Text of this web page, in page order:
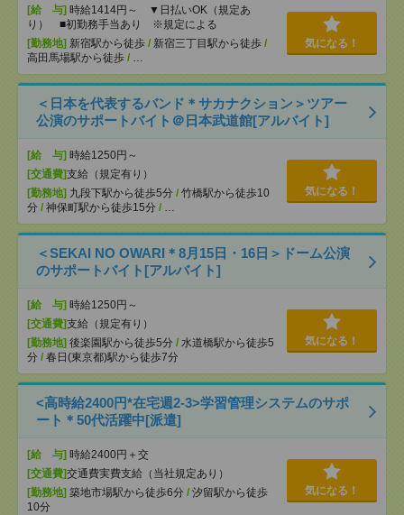
[給 与] 時給1414円～ ▼日払いOK（規定あ
り） ■初勤務手当あり ※規定による
[勤務地] 新宿駅から徒歩 / 新宿三丁目駅から徒歩 /
高田馬場駅から徒歩 / …
気になる！
＜日本を代表するバンド＊サカナクション＞ツアー
公演のサポートバイト＠日本武道館[アルバイト]
[給 与] 時給1250円～
[交通費]支給（規定有り）
[勤務地] 九段下駅から徒歩5分 / 竹橋駅から徒歩10
分 / 神保町駅から徒歩15分 / …
気になる！
＜SEKAI NO OWARI＊8月15日・16日＞ドーム公演
のサポートバイト[アルバイト]
[給 与] 時給1250円～
[交通費]支給（規定有り）
[勤務地] 後楽園駅から徒歩5分 / 水道橋駅から徒歩5
分 / 春日(東京都)駅から徒歩7分
気になる！
<高時給2400円*在宅週2-3>学習管理システムのサポ
ート＊50代活躍中[派遣]
[給 与] 時給2400円＋交
[交通費]交通費実費支給（当社規定あり）
[勤務地] 築地市場駅から徒歩6分 / 汐留駅から徒歩
10分
気になる！